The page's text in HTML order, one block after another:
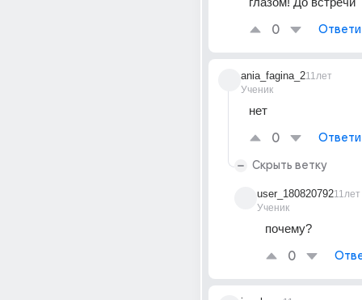
0
ania_fagina_2
Ученик
11лет
нет
0
Скрыть ветку
user_180820792
Ученик
11лет
почему?
0